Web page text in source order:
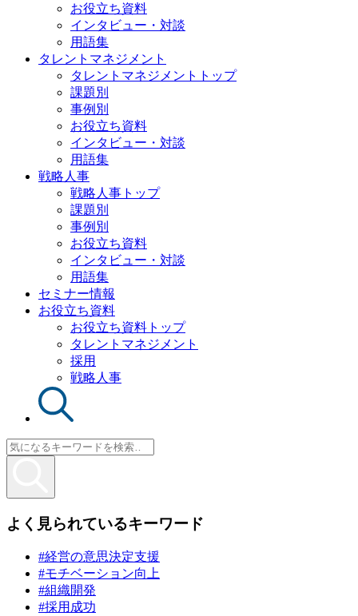
お役立ち資料
インタビュー・対談
用語集
タレントマネジメント
タレントマネジメントトップ
課題別
事例別
お役立ち資料
インタビュー・対談
用語集
戦略人事
戦略人事トップ
課題別
事例別
お役立ち資料
インタビュー・対談
用語集
セミナー情報
お役立ち資料
お役立ち資料トップ
タレントマネジメント
採用
戦略人事
よく見られているキーワード
#経営の意思決定支援
#モチベーション向上
#組織開発
#採用成功